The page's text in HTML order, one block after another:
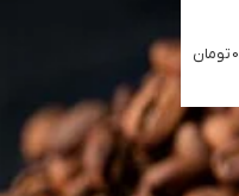
0تومان